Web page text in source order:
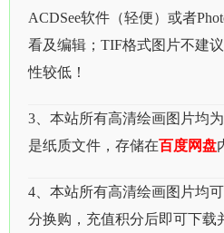
ACDSee软件（轻便）或者
看及编辑；TIF格式图片不建
性较低！
3、本站所有高清绘画图片均为
是纸质文件，存储在百度网盘
4、本站所有高清绘画图片均
分换购，充值积分后即可下载